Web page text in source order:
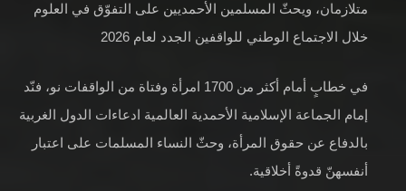
متلازمان، ويحثّ المسلمين الأحمديين على التفوّق في العلوم
خلال الاجتماع الوطني للواقفين الجدد لعام 2026
في خطابٍ أمام أكثر من 1700 امرأة وفتاة من الواقفات نو، فنّد
إمام الجماعة الإسلامية الأحمدية العالمية ادعاءات الدول الغربية
بالدفاع عن حقوق المرأة، وحثّ النساء المسلمات على اعتبار
أنفسهنّ قدوةً أخلاقية.